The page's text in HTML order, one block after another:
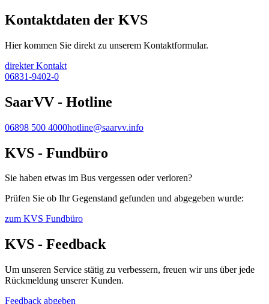
Kontaktdaten der KVS
Hier kommen Sie direkt zu unserem Kontaktformular.
direkter Kontakt
06831-9402-0
SaarVV - Hotline
06898 500 4000hotline@saarvv.info
KVS - Fundbüro
Sie haben etwas im Bus vergessen oder verloren?
Prüfen Sie ob Ihr Gegenstand gefunden und abgegeben wurde:
zum KVS Fundbüro
KVS - Feedback
Um unseren Service stätig zu verbessern, freuen wir uns über jede
Rückmeldung unserer Kunden.
Feedback abgeben